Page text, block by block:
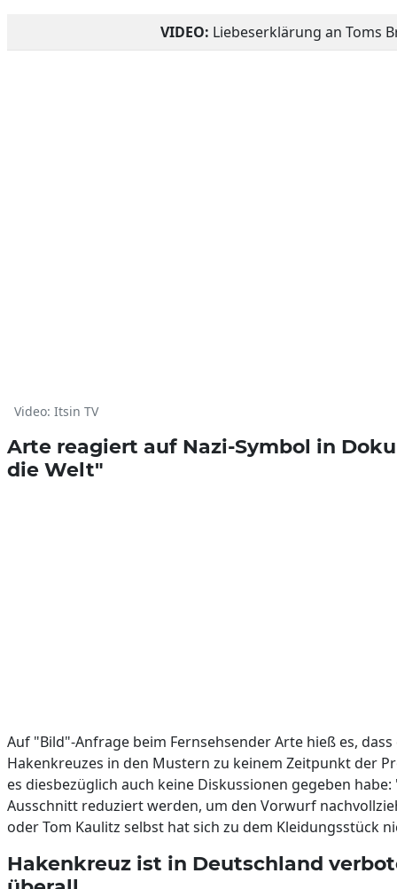
VIDEO: Liebeserklärung an Toms
Video: Itsin TV
Arte reagiert auf Nazi-Symbol in
die Welt"
Auf "Bild"-Anfrage beim Fernsehsender Arte hieß es,
Hakenkreuzes in den Mustern zu keinem Zeitpunkt der
es diesbezüglich auch keine Diskussionen gegeben
Ausschnitt reduziert werden, um den Vorwurf
oder Tom Kaulitz selbst hat sich zu dem Kleidungsstück
Hakenkreuz ist in Deutschland